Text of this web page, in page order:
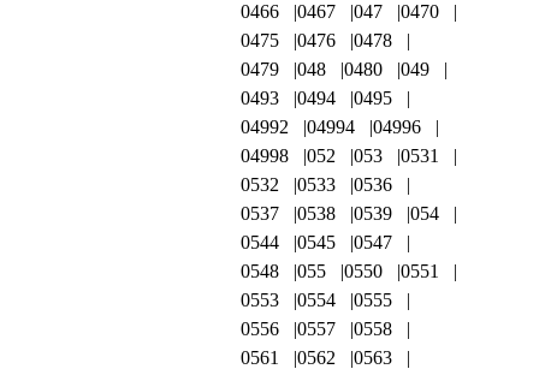
0466
0467 047
0470
0475
0476
0478
0479
048 0480
049
0493
0494
0495
04992
04994
04996
04998
052 053
0531
0532
0533
0536
0537
0538 0539
054
0544
0545
0547
0548
055 0550
0551
0553
0554
0555
0556
0557
0558
0561
0562
0563